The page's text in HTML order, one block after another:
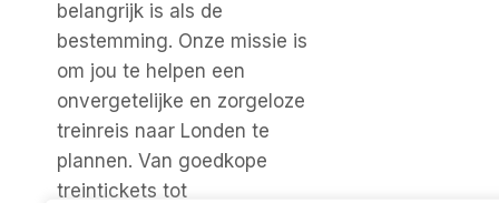
belangrijk is als de
bestemming. Onze missie is
om jou te helpen een
onvergetelijke en zorgeloze
treinreis naar Londen te
plannen. Van goedkope
treintickets tot